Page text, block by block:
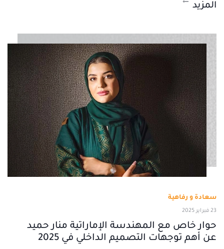
المزيد
سعادة و رفاهية
23 فبراير 2025
حوار خاص مع المهندسة الإماراتية منار حميد
عن أهم توجهات التصميم الداخلي في 2025